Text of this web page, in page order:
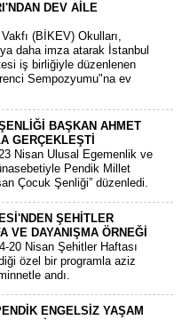
DEV AİLE
(BİKEV) Okulları,
daha imza atarak İstanbul
iş birliğiyle düzenlenen
Sempozyumu"na ev
BAŞKAN AHMET
GERÇEKLEŞTİ
Nisan Ulusal Egemenlik ve
Pendik Millet
Çocuk Şenliği” düzenledi.
ŞEHİTLER
VE DAYANIŞMA ÖRNEĞİ
20 Nisan Şehitler Haftası
özel bir programla aziz
andı.
ENGELSİZ YAŞAM